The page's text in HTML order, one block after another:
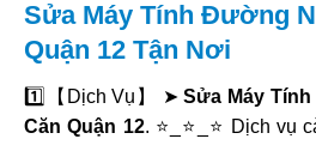
Sửa Máy Tính Đường
Quận 12 Tận Nơi
1️⃣【Dịch Vụ】 ➤Sửa Máy
Căn Quận 12. ⭐_⭐_⭐ Dịch vụ